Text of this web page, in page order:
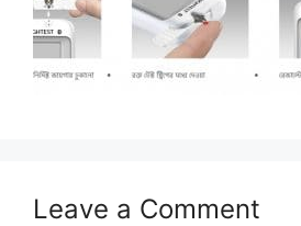
Leave a Comment